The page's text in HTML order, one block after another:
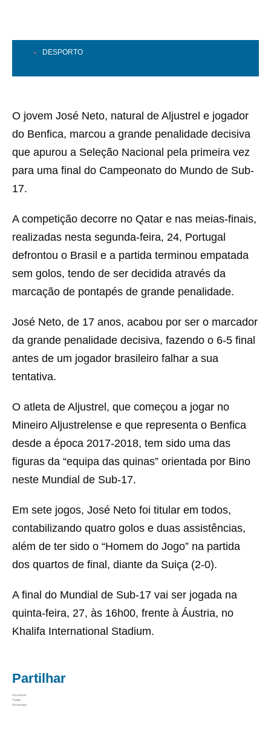
DESPORTO
O jovem José Neto, natural de Aljustrel e jogador
do Benfica, marcou a grande penalidade decisiva
que apurou a Seleção Nacional pela primeira vez
para uma final do Campeonato do Mundo de Sub-
17.
A competição decorre no Qatar e nas meias-finais,
realizadas nesta segunda-feira, 24, Portugal
defrontou o Brasil e a partida terminou empatada
sem golos, tendo de ser decidida através da
marcação de pontapés de grande penalidade.
José Neto, de 17 anos, acabou por ser o marcador
da grande penalidade decisiva, fazendo o 6-5 final
antes de um jogador brasileiro falhar a sua
tentativa.
O atleta de Aljustrel, que começou a jogar no
Mineiro Aljustrelense e que representa o Benfica
desde a época 2017-2018, tem sido uma das
figuras da “equipa das quinas” orientada por Bino
neste Mundial de Sub-17.
Em sete jogos, José Neto foi titular em todos,
contabilizando quatro golos e duas assistências,
além de ter sido o “Homem do Jogo” na partida
dos quartos de final, diante da Suiça (2-0).
A final do Mundial de Sub-17 vai ser jogada na
quinta-feira, 27, às 16h00, frente à Áustria, no
Khalifa International Stadium.
Partilhar
Facebook
Twitter
WhatsApp